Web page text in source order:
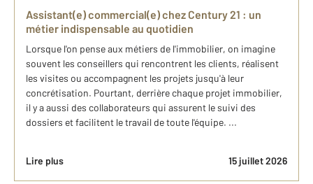
Assistant(e) commercial(e) chez Century 21 : un
métier indispensable au quotidien
Lorsque l'on pense aux métiers de l'immobilier, on imagine
souvent les conseillers qui rencontrent les clients, réalisent
les visites ou accompagnent les projets jusqu'à leur
concrétisation. Pourtant, derrière chaque projet immobilier,
il y a aussi des collaborateurs qui assurent le suivi des
dossiers et facilitent le travail de toute l'équipe. ...
Lire plus 15 juillet 2026